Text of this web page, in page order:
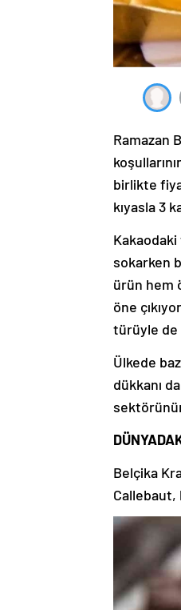
Ramazan
birlikte
kıyasla 3
sokarken
ürün hem
öne
türüyle de
Ülkede
dükkanı
Belçika